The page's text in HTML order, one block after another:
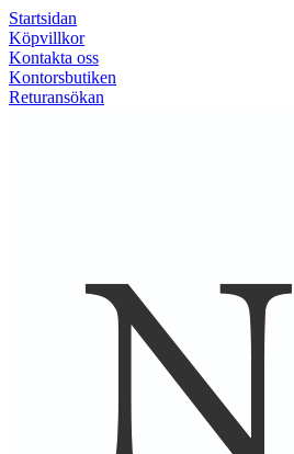
Startsidan
Köpvillkor
Kontakta oss
Kontorsbutiken
Returansökan